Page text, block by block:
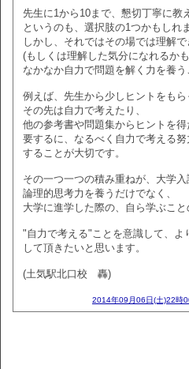
先生に1から10まで、懇切丁寧に教
というのも、選択肢の1つかもしれ
しかし、それではその場では理解で
(もしくは理解した気分になれるか
なかなか自力で問題を解く力を養う
例えば、先生から少しヒントをもら
その先は自力で考えたり、
他の参考書や問題集からヒントを得
要するに、なるべく自力で考える努
することが大切です。
その一つ一つの積み重ねが、大学
論理的思考力を養うだけでなく、
大学に進学した際の、自ら学ぶこと
"自力で考える"ことを意識して、よ
して頂きたいと思います。
(土気駅北口校 轟)
2014年09月06日(土)22時